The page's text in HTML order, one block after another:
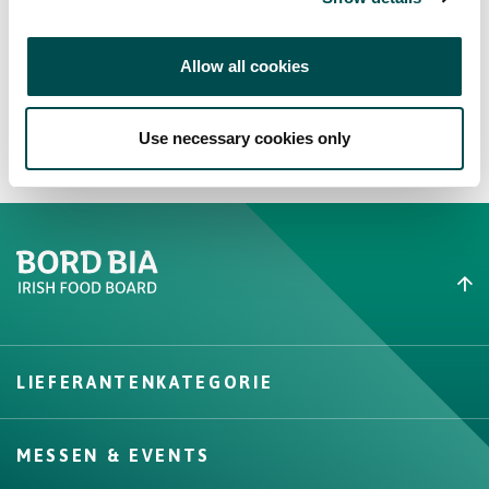
Allow all cookies
Use necessary cookies only
Create New List
Create
LIEFERANTENKATEGORIE
MESSEN & EVENTS